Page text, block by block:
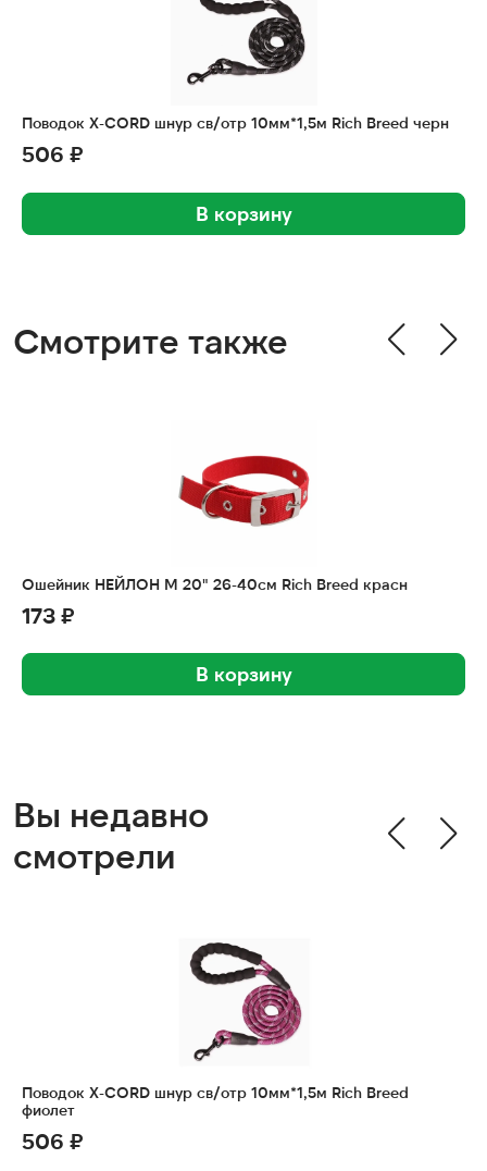
Поводок X-CORD шнур св/отр 10мм*1,5м Rich Breed черн
506 ₽
В корзину
Смотрите также
Ошейник НЕЙЛОН M 20" 26-40см Rich Breed красн
173 ₽
В корзину
Вы недавно
смотрели
Поводок X-CORD шнур св/отр 10мм*1,5м Rich Breed
фиолет
506 ₽